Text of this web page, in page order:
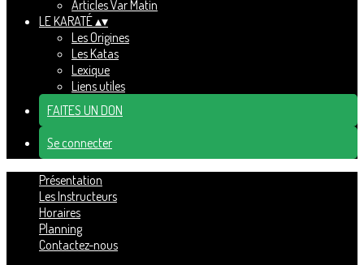
Articles Var Matin
LE KARATÉ▴▾
Les Origines
Les Katas
Lexique
Liens utiles
FAITES UN DON
Se connecter
Présentation
Les Instructeurs
Horaires
Planning
Contactez-nous